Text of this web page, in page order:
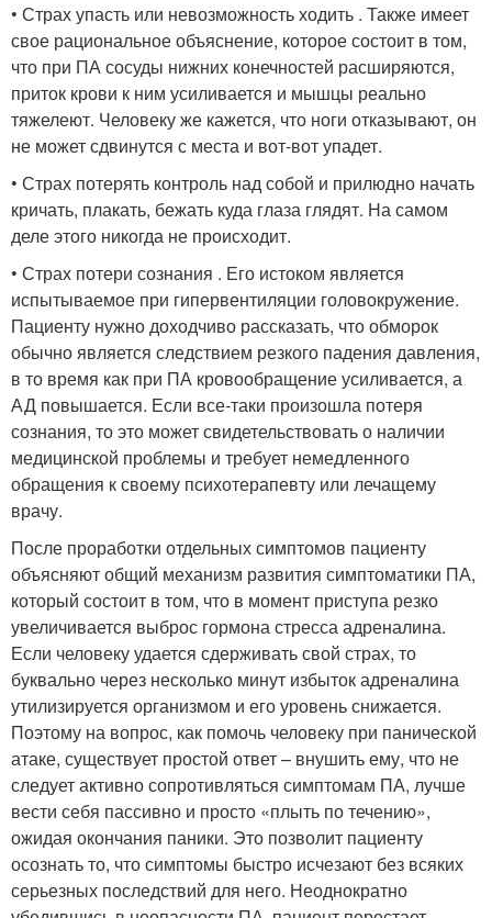
• Страх упасть или невозможность ходить . Также имеет
свое рациональное объяснение, которое состоит в том,
что при ПА сосуды нижних конечностей расширяются,
приток крови к ним усиливается и мышцы реально
тяжелеют. Человеку же кажется, что ноги отказывают, он
не может сдвинутся с места и вот-вот упадет.
• Страх потерять контроль над собой и прилюдно начать
кричать, плакать, бежать куда глаза глядят. На самом
деле этого никогда не происходит.
• Страх потери сознания . Его истоком является
испытываемое при гипервентиляции головокружение.
Пациенту нужно доходчиво рассказать, что обморок
обычно является следствием резкого падения давления,
в то время как при ПА кровообращение усиливается, а
АД повышается. Если все-таки произошла потеря
сознания, то это может свидетельствовать о наличии
медицинской проблемы и требует немедленного
обращения к своему психотерапевту или лечащему
врачу.
После проработки отдельных симптомов пациенту
объясняют общий механизм развития симптоматики ПА,
который состоит в том, что в момент приступа резко
увеличивается выброс гормона стресса адреналина.
Если человеку удается сдерживать свой страх, то
буквально через несколько минут избыток адреналина
утилизируется организмом и его уровень снижается.
Поэтому на вопрос, как помочь человеку при панической
атаке, существует простой ответ – внушить ему, что не
следует активно сопротивляться симптомам ПА, лучше
вести себя пассивно и просто «плыть по течению»,
ожидая окончания паники. Это позволит пациенту
осознать то, что симптомы быстро исчезают без всяких
серьезных последствий для него. Неоднократно